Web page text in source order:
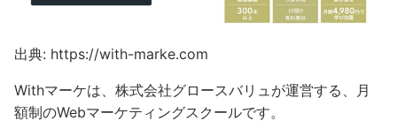
出典: https://with-marke.com
Withマーケは、株式会社グロースバリュが運営する、月
額制のWebマーケティングスクールです。